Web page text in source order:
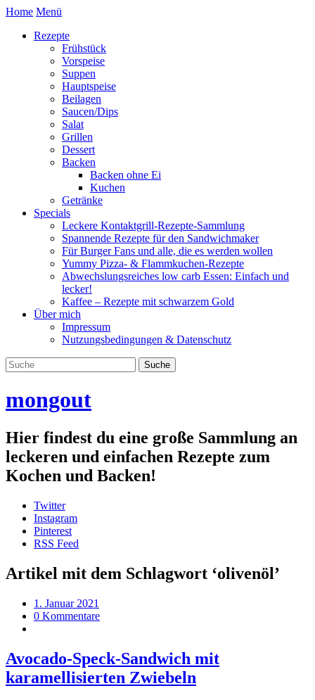
Home Menü
Rezepte
Frühstück
Vorspeise
Suppen
Hauptspeise
Beilagen
Saucen/Dips
Salat
Grillen
Dessert
Backen
Backen ohne Ei
Kuchen
Getränke
Specials
Leckere Kontaktgrill-Rezepte-Sammlung
Spannende Rezepte für den Sandwichmaker
Für Burger Fans und alle, die es werden wollen
Yummy Pizza- & Flammkuchen-Rezepte
Abwechslungsreiches low carb Essen: Einfach und
lecker!
Kaffee – Rezepte mit schwarzem Gold
Über mich
Impressum
Nutzungsbedingungen & Datenschutz
mongout
Hier findest du eine große Sammlung an
leckeren und einfachen Rezepte zum
Kochen und Backen!
Twitter
Instagram
Pinterest
RSS Feed
Artikel mit dem Schlagwort ‘olivenöl’
1. Januar 2021
0 Kommentare
Avocado-Speck-Sandwich mit
karamellisierten Zwiebeln